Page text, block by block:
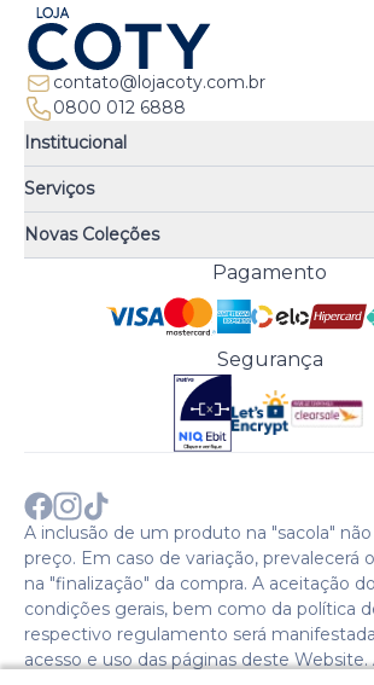
contato@lojacoty.com.br
0800 012 6888
Institucional
Quem somos
Quiz de fragrâncias
Trocas e Devoluções
Troque Fácil
Perguntas Frequentes
Política de Pagamento
Política de Entrega
Política de Privacidade
Comprar com CNPJ?
Sobre a COTY no mundo
Serviços
Atendimento
Meus Pedidos
Trabalhe Conosco
Preferências de Cookies
Novas Coleções
Cenoura & Bronze
Pagamento
Segurança
A inclusão de um produto na "sacola"
preço. Em caso de variação, prevalecerá
na "finalização" da compra. A aceitação
condições gerais, bem como da política
respectivo regulamento será
acesso e uso das páginas deste